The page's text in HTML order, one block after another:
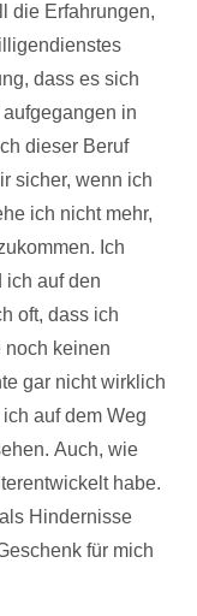
die Erfahrungen,
dass es sich
in
dieser Beruf
sicher, wenn ich
ich nicht mehr,
Ich
ich auf den
oft, dass ich
noch keinen
gar nicht wirklich
auf dem Weg
Auch, wie
habe.
Hindernisse
für mich